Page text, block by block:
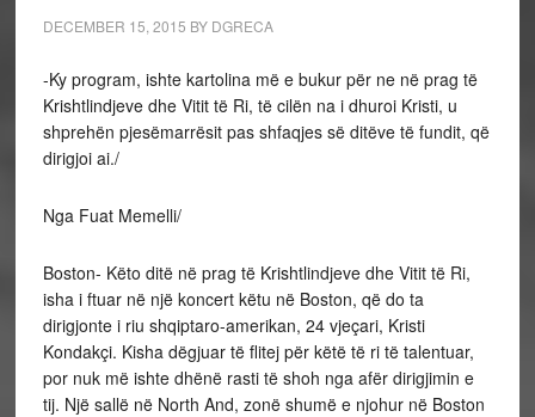
DECEMBER 15, 2015 BY DGRECA
-Ky program, ishte kartolina më e bukur për ne në prag të
Krishtlindjeve dhe Vitit të Ri, të cilën na i dhuroi Kristi, u
shprehën pjesëmarrësit pas shfaqjes së ditëve të fundit, që
dirigjoi ai./
Nga Fuat Memelli/
Boston- Këto ditë në prag të Krishtlindjeve dhe Vitit të Ri,
isha i ftuar në një koncert këtu në Boston, që do ta
dirigjonte i riu shqiptaro-amerikan, 24 vjeçari, Kristi
Kondakçi. Kisha dëgjuar të flitej për këtë të ri të talentuar,
por nuk më ishte dhënë rasti të shoh nga afër dirigjimin e
tij. Një sallë në North And, zonë shumë e njohur në Boston